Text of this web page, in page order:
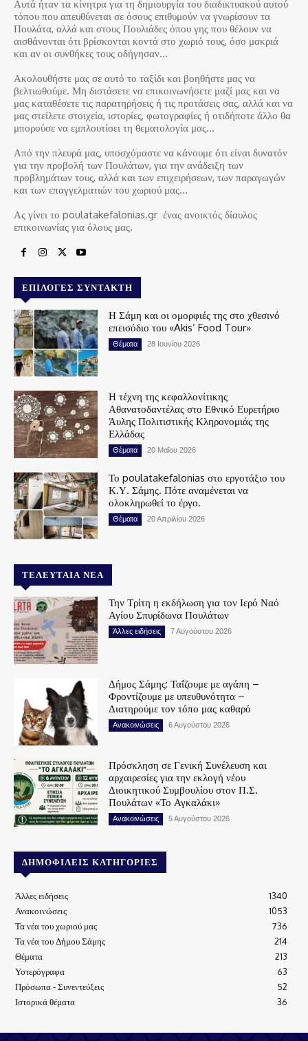
Αυτά ήταν τα κίνητρα για τη δημιουργία του διαδικτυακού αυτού
τόπου που απευθύνεται σε όσους επιθυμούν να γνωρίσουν τα
Πουλάτα, αλλά και στους Πουλιάδες όπου γης που θέλουν να
αισθάνονται ότι βρίσκονται κοντά στο χωριό τους, όσο μακριά
και αν οι συνθήκες τους οδήγησαν…
Ακολουθήστε μας σε αυτό το ταξίδι και βοηθήστε μας να
βελτιωθούμε. Μη διστάσετε να επικοινωνήσετε μαζί μας και να
μας καταθέσετε τις παρατηρήσεις ή τις προτάσεις σας, αλλά και να
μας στείλετε στοιχεία, ιστορίες, φωτογραφίες ή οτιδήποτε άλλο θα
μπορούσε να εμπλουτίσει τη θεματολογία μας…
Από την πλευρά μας, υποσχόμαστε να κάνουμε ότι είναι δυνατόν
για την προβολή των Πουλάτων, για την ανάδειξη των
προβλημάτων τους, αλλά και των επιχειρήσεων, των παραγωγών
και των επαγγελματιών του χωριού μας…
Ας γίνει το poulatakefalonias.gr ένας ανοικτός δίαυλος
επικοινωνίας για όλους μας.
ΕΠΙΛΟΓΈΣ ΣΥΝΤΆΚΤΗ
Η Σάμη και οι ομορφιές της στο χθεσινό
επεισόδιο του «Akis’ Food Tour»
Θέματα 28 Ιουνίου 2026
Η τέχνη της κεφαλλονίτικης
Αθανατοδαντέλας στο Εθνικό Ευρετήριο
Άυλης Πολιτιστικής Κληρονομιάς της
Ελλάδας
Θέματα 20 Μαΐου 2026
Το poulatakefalonias στο εργοτάξιο του
Κ.Υ. Σάμης. Πότε αναμένεται να
ολοκληρωθεί το έργο.
Θέματα 20 Απριλίου 2026
ΤΕΛΕΥΤΑΊΑ ΝΈΑ
Την Τρίτη η εκδήλωση για τον Ιερό Ναό
Αγίου Σπυρίδωνα Πουλάτων
Άλλες ειδήσεις 7 Αυγούστου 2026
Δήμος Σάμης: Ταΐζουμε με αγάπη –
Φροντίζουμε με υπευθυνότητα –
Διατηρούμε τον τόπο μας καθαρό
Ανακοινώσεις 6 Αυγούστου 2026
Πρόσκληση σε Γενική Συνέλευση και
αρχαιρεσίες για την εκλογή νέου
Διοικητικού Συμβουλίου στον Π.Σ.
Πουλάτων «Το Αγκαλάκι»
Ανακοινώσεις 5 Αυγούστου 2026
ΔΗΜΟΦΙΛΕΊΣ ΚΑΤΗΓΟΡΊΕΣ
Άλλες ειδήσεις
1340
Ανακοινώσεις
1053
Τα νέα του χωριού μας
736
Τα νέα του Δήμου Σάμης
214
Θέματα
213
Υστερόγραφα
63
Πρόσωπα - Συνεντεύξεις
52
Ιστορικά θέματα
36